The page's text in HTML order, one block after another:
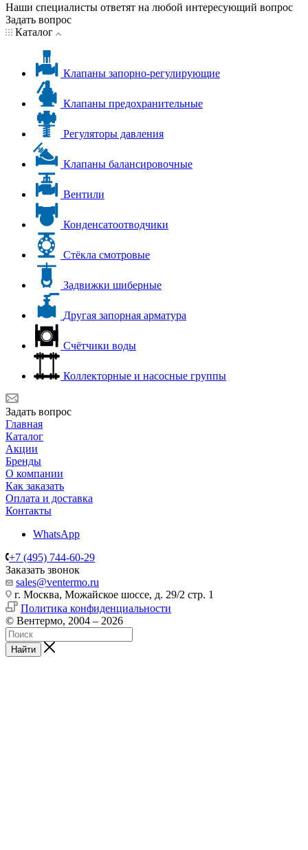
Наши специалисты ответят на любой интересующий вопрос
Задать вопрос
Каталог
Клапаны запорно-регулирующие
Клапаны предохранительные
Регуляторы давления
Клапаны балансировочные
Вентили
Конденсатоотводчики
Стёкла смотровые
Задвижки шиберные
Другая запорная арматура
Счётчики воды
Коллекторные и насосные группы
Задать вопрос
Главная
Каталог
Акции
Бренды
О компании
Как заказать
Оплата и доставка
Контакты
WhatsApp
+7 (495) 744-60-29
Заказать звонок
sales@ventermo.ru
г. Москва, Можайское шоссе, д. 29/2 стр. 1
Политика конфиденциальности
© Вентермо, 2004 – 2026
Найти